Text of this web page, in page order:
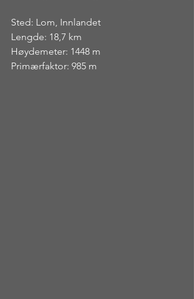
Sted: Lom, Innlandet
Lengde: 18,7 km
Høydemeter: 1448 m
Primærfaktor: 985 m